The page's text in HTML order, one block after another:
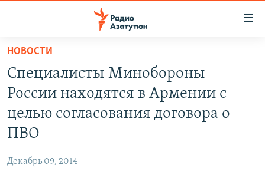
Перейти
основному
содержанию
основной
Перейти
НОВОСТИ
ОБЩЕСТВО
РЕГИОН
НОВОСТИ
Специалисты Минобороны
России находятся в Армении с
целью согласования договора о
ПВО
Декабрь 09, 2014